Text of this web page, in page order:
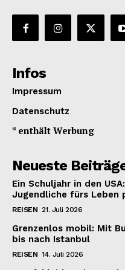
Infos
Impressum
Datenschutz
* enthält Werbung
Neueste
Ein Schuljahr in den
Jugendliche fürs Leben
REISEN 21. Juli 2026
Grenzenlos mobil: Mit
bis nach Istanbul
REISEN 14. Juli 2026